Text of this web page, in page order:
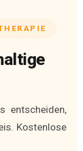
entscheiden,
Kostenlose